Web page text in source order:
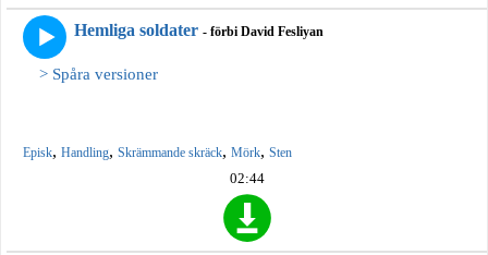
Hemliga soldater - förbi David Fesliyan
> Spåra versioner
Episk, Handling, Skrämmande skräck, Mörk, Sten
02:44